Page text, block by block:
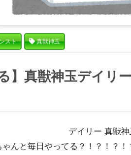
スト 真獣神玉
】真獣神玉デイリ
デイリー 真獣
ゃんと毎日やってる？！？！？！